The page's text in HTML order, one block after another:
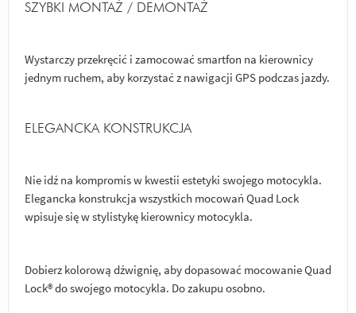
SZYBKI MONTAŻ / DEMONTAŻ
Wystarczy przekręcić i zamocować smartfon na kierownicy
jednym ruchem, aby korzystać z nawigacji GPS podczas jazdy.
ELEGANCKA KONSTRUKCJA
Nie idź na kompromis w kwestii estetyki swojego motocykla.
Elegancka konstrukcja wszystkich mocowań Quad Lock
wpisuje się w stylistykę kierownicy motocykla.
Dobierz kolorową dźwignię, aby dopasować mocowanie Quad
Lock® do swojego motocykla. Do zakupu osobno.